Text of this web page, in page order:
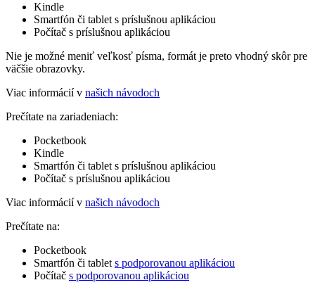
Kindle
Smartfón či tablet s príslušnou aplikáciou
Počítač s príslušnou aplikáciou
Nie je možné meniť veľkosť písma, formát je preto vhodný skôr pre
väčšie obrazovky.
Viac informácií v našich návodoch
Prečítate na zariadeniach:
Pocketbook
Kindle
Smartfón či tablet s príslušnou aplikáciou
Počítač s príslušnou aplikáciou
Viac informácií v našich návodoch
Prečítate na:
Pocketbook
Smartfón či tablet s podporovanou aplikáciou
Počítač s podporovanou aplikáciou